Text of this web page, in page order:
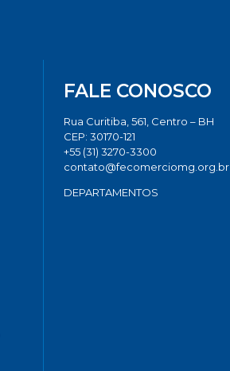
FALE CONOSCO
Rua Curitiba, 561, Centro – BH
CEP: 30170-121
+55 (31) 3270-3300
contato@fecomerciomg.org.br
DEPARTAMENTOS